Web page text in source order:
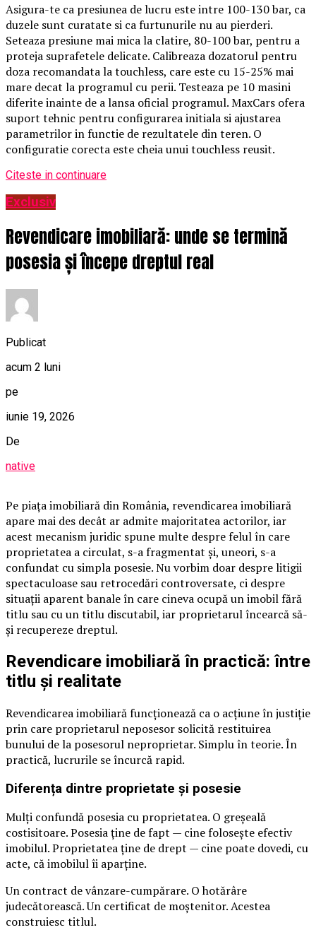
Asigura-te ca presiunea de lucru este intre 100-130 bar, ca
duzele sunt curatate si ca furtunurile nu au pierderi.
Seteaza presiune mai mica la clatire, 80-100 bar, pentru a
proteja suprafetele delicate. Calibreaza dozatorul pentru
doza recomandata la touchless, care este cu 15-25% mai
mare decat la programul cu perii. Testeaza pe 10 masini
diferite inainte de a lansa oficial programul. MaxCars ofera
suport tehnic pentru configurarea initiala si ajustarea
parametrilor in functie de rezultatele din teren. O
configuratie corecta este cheia unui touchless reusit.
Citeste in continuare
Exclusiv
Revendicare imobiliară: unde se termină
posesia și începe dreptul real
Publicat
acum 2 luni
pe
iunie 19, 2026
De
native
Pe piața imobiliară din România, revendicarea imobiliară
apare mai des decât ar admite majoritatea actorilor, iar
acest mecanism juridic spune multe despre felul în care
proprietatea a circulat, s-a fragmentat și, uneori, s-a
confundat cu simpla posesie. Nu vorbim doar despre litigii
spectaculoase sau retrocedări controversate, ci despre
situații aparent banale în care cineva ocupă un imobil fără
titlu sau cu un titlu discutabil, iar proprietarul încearcă să-
și recupereze dreptul.
Revendicare imobiliară în practică: între
titlu și realitate
Revendicarea imobiliară funcționează ca o acțiune în justiție
prin care proprietarul neposesor solicită restituirea
bunului de la posesorul neproprietar. Simplu în teorie. În
practică, lucrurile se încurcă rapid.
Diferența dintre proprietate și posesie
Mulți confundă posesia cu proprietatea. O greșeală
costisitoare. Posesia ține de fapt — cine folosește efectiv
imobilul. Proprietatea ține de drept — cine poate dovedi, cu
acte, că imobilul îi aparține.
Un contract de vânzare-cumpărare. O hotărâre
judecătorească. Un certificat de moștenitor. Acestea
construiesc titlul.